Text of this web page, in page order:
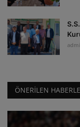
ÖNERILEN